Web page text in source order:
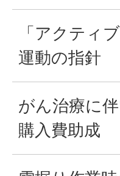
「アクティ
運動の指針
がん治療に
購入費助成